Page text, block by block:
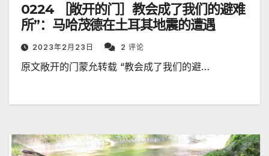
0224 ［敞开的门］教会成了我们的避难
所”：马哈茂德在土耳其地震的遭遇
2023年2月23日 2 评论
原文敞开的门蒙允转载 “教会成了我们的避…